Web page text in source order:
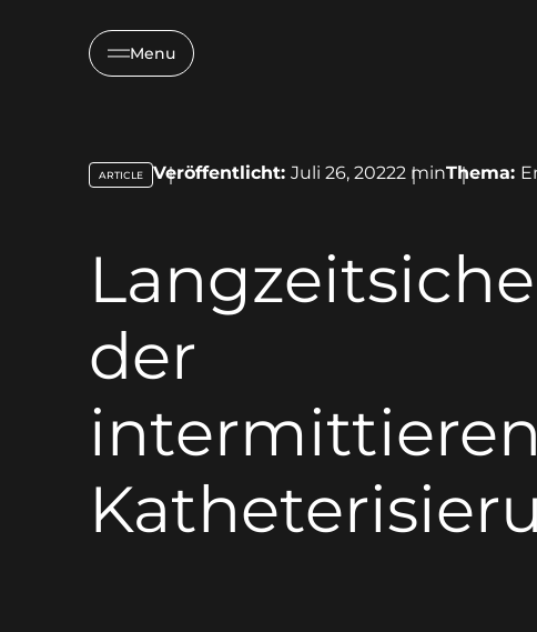
Menu
der
key:global.content-type:
ARTICLE Veröffentlicht: Juli 26, 20222 minThema: